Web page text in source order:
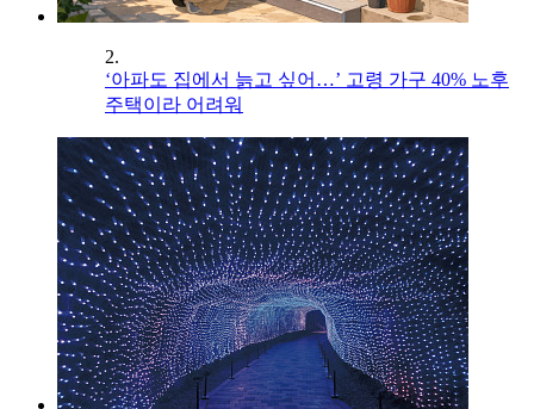
2.
‘아파도 집에서 늙고 싶어…’ 고령 가구 40% 노후
주택이라 어려워